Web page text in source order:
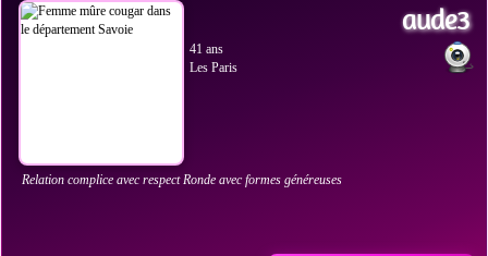
aude3
41 ans
Les Paris
Relation complice avec respect Ronde avec formes généreuses